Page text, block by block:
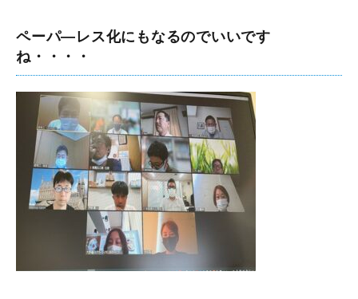
ペーパ―レス化にもなるのでいいです
ね・・・・